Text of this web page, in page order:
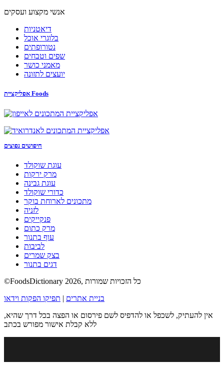
אנשי מקצוע ועסקים
דיאטניות
בלוגרי אוכל
נטורופתים
שפים וטבחים
מאמני כושר
יועצים לתזונה
אפליקציית Foods
חיפושים נפוצים
עוגת שוקולד
מרק ירקות
עוגת גבינה
כדורי שוקולד
מתכונים לארוחת בוקר
לזניה
פנקייקים
מרק כתום
עוף בתנור
לביבות
בצק שמרים
דגים בתנור
©FoodsDictionary 2026, כל הזכויות שמורות
בניית אתרים | תפיקו הפקות וידאו
אין להעתיק, לשכפל או להדפיס לשם פירסום או הפצה בכל דרך שהיא,
ללא קבלת אישור מפורש בכתב